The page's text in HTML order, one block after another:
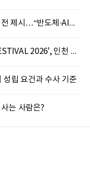
이상일, 베트남 다낭서 'AI 도시 용인' 비전 제시…“반도체·AI로 시민 삶 바꾼다”
'SINPO INTERNATIONAL MUSIC FESTIVAL 2026', 인천 신포서 국제 음악축제 개최
성립 요건과 수사 기준
는 사람은?